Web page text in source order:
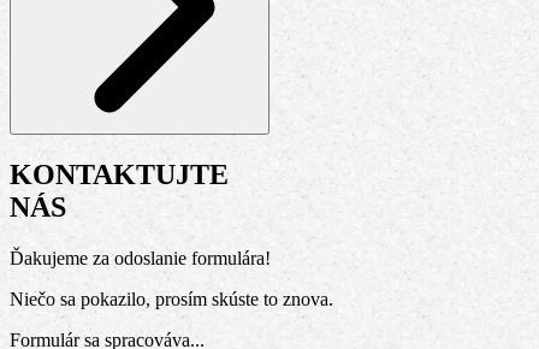
KONTAKTUJTE
NÁS
Ďakujeme za odoslanie formulára!
Niečo sa pokazilo, prosím skúste to znova.
Formulár sa spracováva...